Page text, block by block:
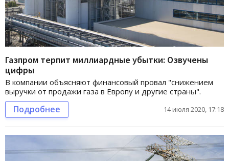
Газпром терпит миллиардные убытки: Озвучены
цифры
В компании объясняют финансовый провал "снижением
выручки от продажи газа в Европу и другие страны".
Подробнее 14 июля 2020, 17:18